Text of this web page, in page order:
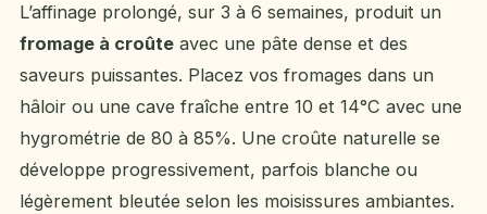
L’affinage prolongé, sur 3 à 6 semaines, produit un
fromage à croûte avec une pâte dense et des
saveurs puissantes. Placez vos fromages dans un
hâloir ou une cave fraîche entre 10 et 14°C avec une
hygrométrie de 80 à 85%. Une croûte naturelle se
développe progressivement, parfois blanche ou
légèrement bleutée selon les moisissures ambiantes.